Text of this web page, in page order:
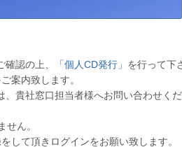
認の上、
「個人CD発行」 を行って下
案内致します。
貴社窓口担当者様へお問い合わせくだ
ん。
して頂きログインをお願い致します。